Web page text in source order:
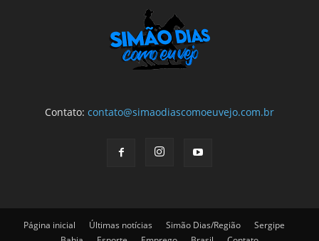
Contato: contato@simaodiascomoeuvejo.com.br
Página inicial Últimas notícias Simão Dias/Região
Sergipe